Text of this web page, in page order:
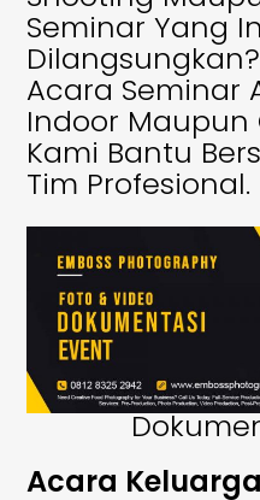
Seminar Yang
Acara Seminar
Indoor Maupun
Kami Bantu
Tim Profesional.
Acara Keluarga